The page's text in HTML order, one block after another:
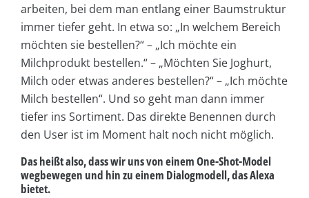
arbeiten, bei dem man entlang einer Baumstruktur
immer tiefer geht. In etwa so: „In welchem Bereich
möchten sie bestellen?“ – „Ich möchte ein
Milchprodukt bestellen.“ – „Möchten Sie Joghurt,
Milch oder etwas anderes bestellen?“ – „Ich möchte
Milch bestellen“. Und so geht man dann immer
tiefer ins Sortiment. Das direkte Benennen durch
den User ist im Moment halt noch nicht möglich.
Das heißt also, dass wir uns von einem One-Shot-Model
wegbewegen und hin zu einem Dialogmodell, das Alexa
bietet.